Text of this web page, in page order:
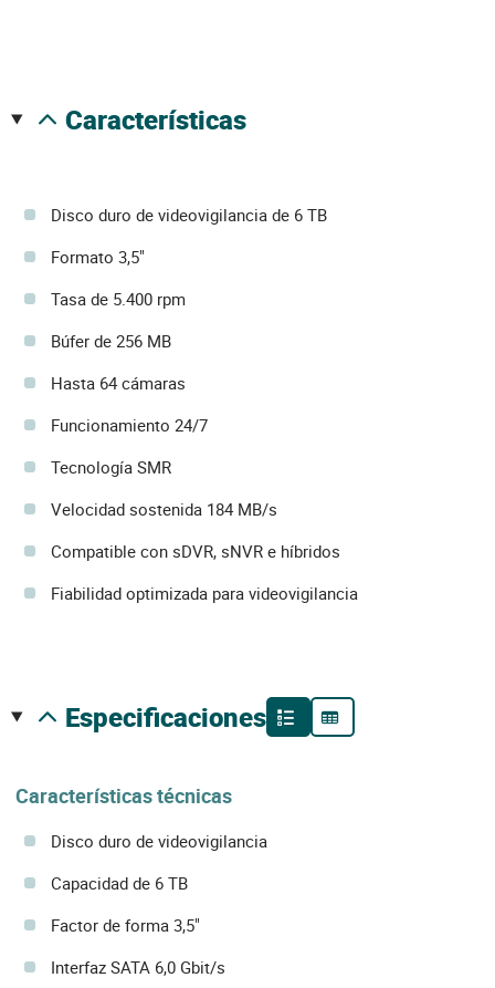
características
Disco duro de videovigilancia de 6 TB
Formato 3,5"
Tasa de 5.400 rpm
Búfer de 256 MB
Hasta 64 cámaras
Funcionamiento 24/7
Tecnología SMR
Velocidad sostenida 184 MB/s
Compatible con sDVR, sNVR e híbridos
Fiabilidad optimizada para videovigilancia
especificaciones
Características técnicas
Disco duro de videovigilancia
Capacidad de 6 TB
Factor de forma 3,5"
Interfaz SATA 6,0 Gbit/s